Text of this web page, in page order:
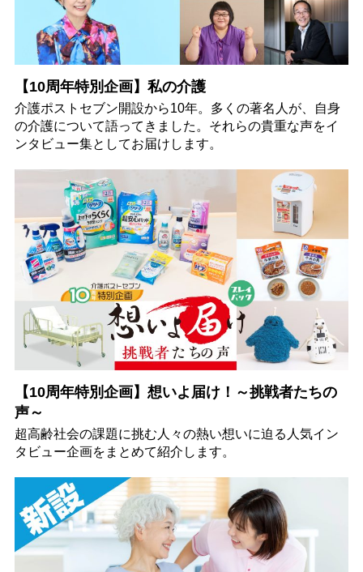
【10周年特別企画】私の介護
介護ポストセブン開設から10年。多くの著名人が、自身
の介護について語ってきました。それらの貴重な声をイ
ンタビュー集としてお届けします。
【10周年特別企画】想いよ届け！～挑戦者たちの
声～
超高齢社会の課題に挑む人々の熱い想いに迫る人気イン
タビュー企画をまとめて紹介します。